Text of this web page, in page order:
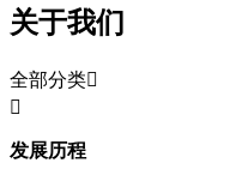
关于我们
全部分类

发展历程